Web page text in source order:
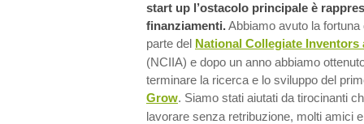
start up l’ostacolo principale è
finanziamenti.Abbiamo avuto la
parte del National Collegiate
(NCIIA) e dopo un anno abbiamo
terminare la ricerca e lo sviluppo del
Grow. Siamo stati aiutati da tirocinanti
lavorare senza retribuzione, molti amici